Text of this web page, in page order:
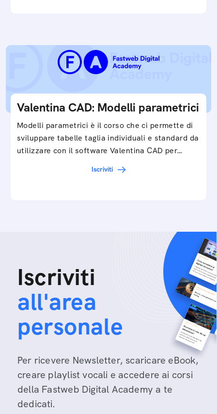
Valentina CAD: Modelli parametrici
Modelli parametrici è il corso che ci permette di
sviluppare tabelle taglia individuali e standard da
utilizzare con il software Valentina CAD per…
Iscriviti
Iscriviti
all'area
personale
Per ricevere Newsletter, scaricare eBook,
creare playlist vocali e accedere ai corsi
della Fastweb Digital Academy a te
dedicati.